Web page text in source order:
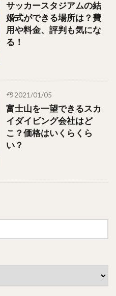
サッカースタジアムの結
婚式ができる場所は？費
用や料金、評判も気にな
る！
2021/01/05
富士山を一望できるスカ
イダイビング会社はど
こ？価格はいくらくら
い？